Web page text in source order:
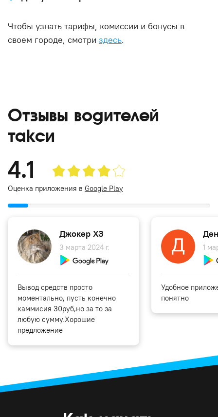
Чтобы узнать тарифы, комиссии и бонусы в
своем городе, смотри здесь.
Отзывы водителей
такси
4.1
Оценка приложения в Google Play
Джокер ХЗ
3 марта 2024 г.
Вывод средств просто
моментально, пусть конечно
каммисия 30руб,но за то за
любую сумму.Хорошие
предложение
1
Удобное
понятно